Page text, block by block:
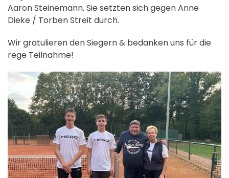
Aaron Steinemann. Sie setzten sich gegen Anne
Dieke / Torben Streit durch.
Wir gratulieren den Siegern & bedanken uns für die
rege Teilnahme!